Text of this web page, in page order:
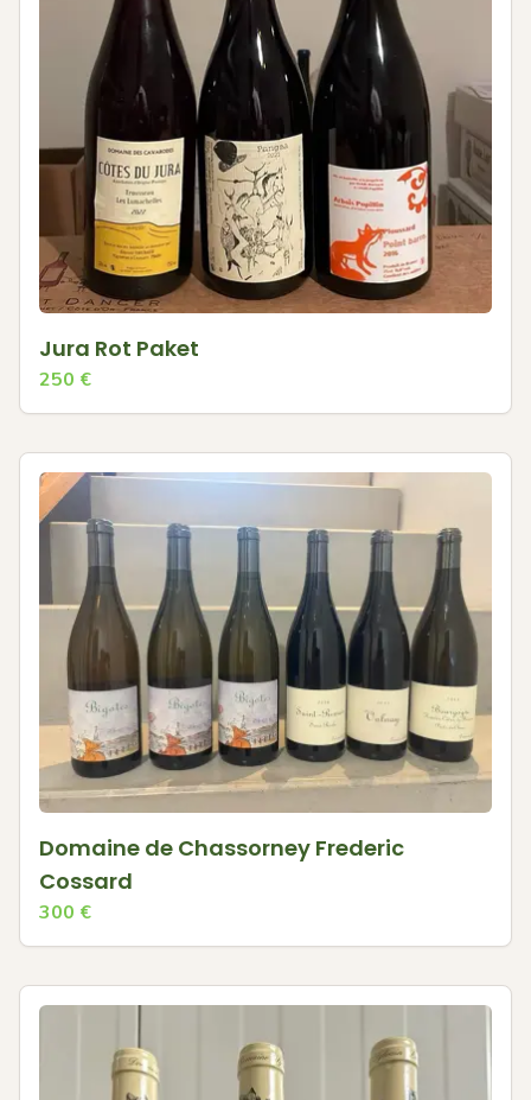
Jura Rot Paket
250 €
Domaine de Chassorney Frederic
Cossard
300 €